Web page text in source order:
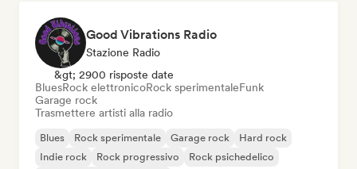
Good Vibrations Radio
Stazione Radio
&gt; 2900 risposte date
BluesRock elettronicoRock sperimentaleFunk
Garage rock
Trasmettere artisti alla radio
Blues Rock sperimentale Garage rock
Hard rock
Indie rock
Rock progressivo
Rock psichedelico